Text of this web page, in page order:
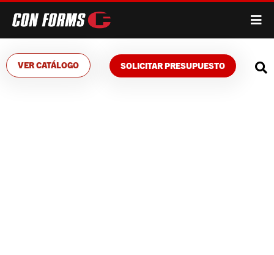
VER CATÁLOGO SOLICITAR PRESUPUESTO